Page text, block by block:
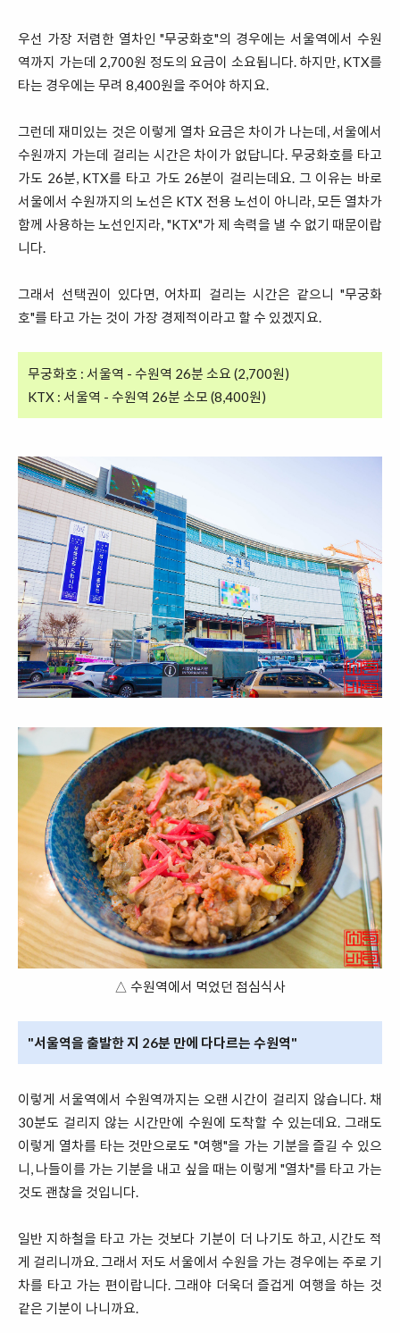
우선 가장 저렴한 열차인 "무궁화호"의 경우에는 서울역에서 수원
역까지 가는데 2,700원 정도의 요금이 소요됩니다. 하지만, KTX를
타는 경우에는 무려 8,400원을 주어야 하지요.
그런데 재미있는 것은 이렇게 열차 요금은 차이가 나는데, 서울에서
수원까지 가는데 걸리는 시간은 차이가 없답니다. 무궁화호를 타고
가도 26분, KTX를 타고 가도 26분이 걸리는데요. 그 이유는 바로
서울에서 수원까지의 노선은 KTX 전용 노선이 아니라, 모든 열차가
함께 사용하는 노선인지라, "KTX"가 제 속력을 낼 수 없기 때문이랍
니다.
그래서 선택권이 있다면, 어차피 걸리는 시간은 같으니 "무궁화
호"를 타고 가는 것이 가장 경제적이라고 할 수 있겠지요.
무궁화호 : 서울역 - 수원역 26분 소요 (2,700원)
KTX : 서울역 - 수원역 26분 소모 (8,400원)
△ 수원역에서 먹었던 점심식사
"서울역을 출발한 지 26분 만에 다다르는 수원역"
이렇게 서울역에서 수원역까지는 오랜 시간이 걸리지 않습니다. 채
30분도 걸리지 않는 시간만에 수원에 도착할 수 있는데요. 그래도
이렇게 열차를 타는 것만으로도 "여행"을 가는 기분을 즐길 수 있으
니, 나들이를 가는 기분을 내고 싶을 때는 이렇게 "열차"를 타고 가는
것도 괜찮을 것입니다.
일반 지하철을 타고 가는 것보다 기분이 더 나기도 하고, 시간도 적
게 걸리니까요. 그래서 저도 서울에서 수원을 가는 경우에는 주로 기
차를 타고 가는 편이랍니다. 그래야 더욱더 즐겁게 여행을 하는 것
같은 기분이 나니까요.